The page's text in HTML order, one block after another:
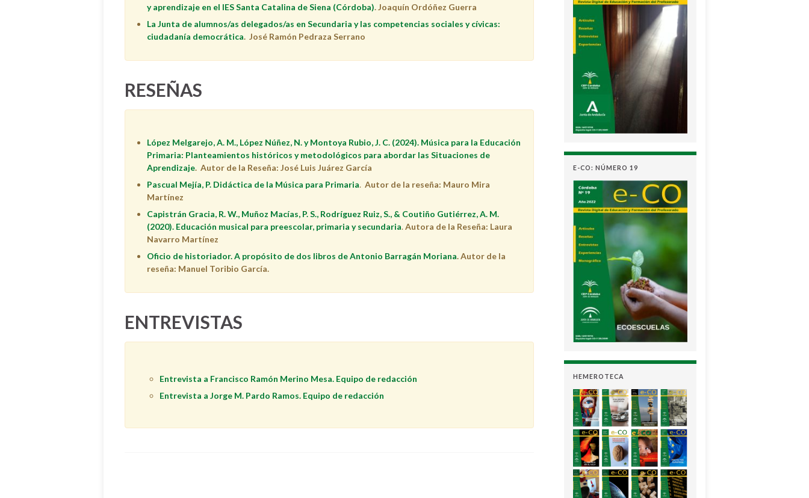
y aprendizaje en el IES Santa Catalina de Siena (Córdoba). Joaquín Ordóñez Guerra
La Junta de alumnos/as delegados/as en Secundaria y las competencias sociales y cívicas:
ciudadanía democrática. José Ramón Pedraza Serrano
RESEÑAS
López Melgarejo, A. M., López Núñez, N. y Montoya Rubio, J. C. (2024). Música para la Educación
Primaria: Planteamientos históricos y metodológicos para abordar las Situaciones de
Aprendizaje. Autor de la Reseña: José Luis Juárez García
Pascual Mejía, P. Didáctica de la Música para Primaria. Autor de la reseña: Mauro Mira
Martínez
Capistrán Gracia, R. W., Muñoz Macías, P. S., Rodríguez Ruiz, S., & Coutiño Gutiérrez, A. M.
(2020). Educación musical para preescolar, primaria y secundaria.Autora de la Reseña: Laura
Navarro Martínez
Oficio de historiador. A propósito de dos libros de Antonio Barragán Moriana. Autor de la
reseña: Manuel Toribio García.
ENTREVISTAS
Entrevista a Francisco Ramón Merino Mesa. Equipo de redacción
Entrevista a Jorge M. Pardo Ramos. Equipo de redacción
E-CO: NÚMERO 19
HEMEROTECA